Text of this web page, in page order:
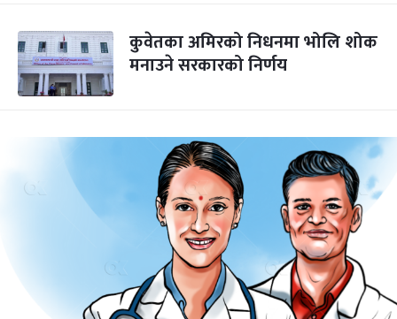
कुवेतका अमिरको निधनमा भोलि शोक
मनाउने सरकारको निर्णय